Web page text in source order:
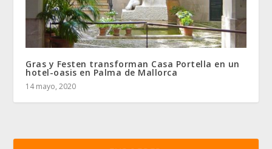
Gras y Festen transforman Casa Portella en un
hotel-oasis en Palma de Mallorca
14 mayo, 2020